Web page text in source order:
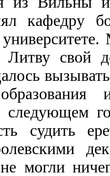
кафедру
свой
следующем
судить
могли